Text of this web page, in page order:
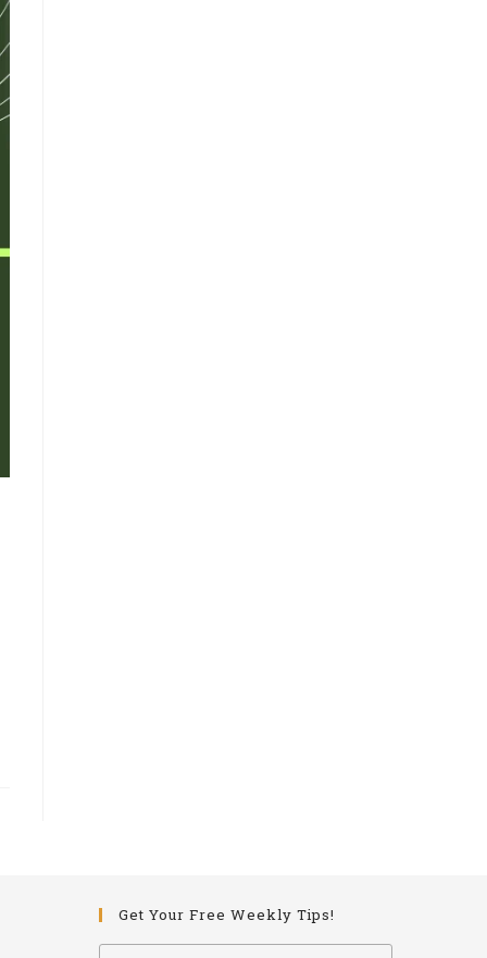
Get Your Free Weekly Tips!